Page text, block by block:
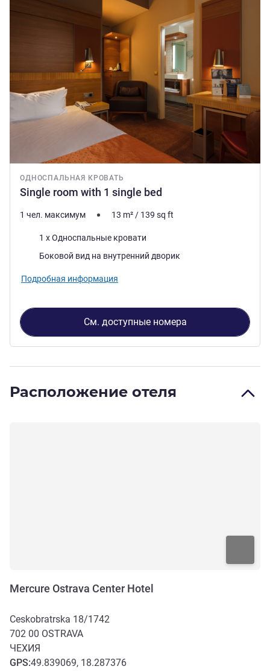
ОДНОСПАЛЬНАЯ КРОВАТЬ
Single room with 1 single bed
1 чел. максимум 13 m²/ 139 sq ft
Постель1 x Односпальные кровати
Виды:Боковой вид на внутренний дворик
Подробная информация
См. доступные номера
Расположение отеля
Mercure Ostrava Center Hotel
Ceskobratrska 18/1742
702 00 OSTRAVA
ЧЕХИЯ
GPS:49.839069, 18.287376